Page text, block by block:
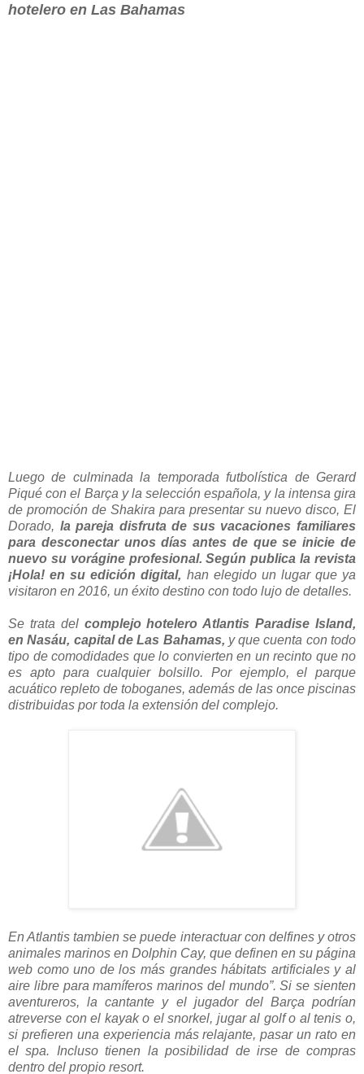
hotelero en Las Bahamas
Luego de culminada la temporada futbolística de Gerard
Piqué con el Barça y la selección española, y la intensa gira
de promoción de Shakira para presentar su nuevo disco, El
Dorado, la pareja disfruta de sus vacaciones familiares
para desconectar unos días antes de que se inicie de
nuevo su vorágine profesional. Según publica la revista
¡Hola! en su edición digital, han elegido un lugar que ya
visitaron en 2016, un éxito destino con todo lujo de detalles.
Se trata del complejo hotelero Atlantis Paradise Island,
en Nasáu, capital de Las Bahamas, y que cuenta con todo
tipo de comodidades que lo convierten en un recinto que no
es apto para cualquier bolsillo. Por ejemplo, el parque
acuático repleto de toboganes, además de las once piscinas
distribuidas por toda la extensión del complejo.
En Atlantis tambien se puede interactuar con delfines y otros
animales marinos en Dolphin Cay, que definen en su página
web como uno de los más grandes hábitats artificiales y al
aire libre para mamíferos marinos del mundo”. Si se sienten
aventureros, la cantante y el jugador del Barça podrían
atreverse con el kayak o el snorkel, jugar al golf o al tenis o,
si prefieren una experiencia más relajante, pasar un rato en
el spa. Incluso tienen la posibilidad de irse de compras
dentro del propio resort.